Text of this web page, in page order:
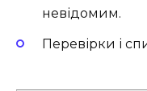
невідомим.
Перевірки і